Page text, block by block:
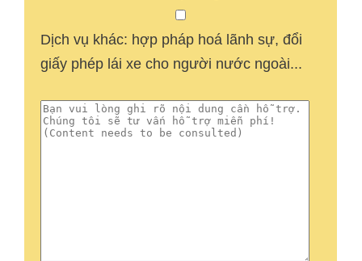
Dịch vụ khác: hợp pháp hoá lãnh sự, đổi
giấy phép lái xe cho người nước ngoài...